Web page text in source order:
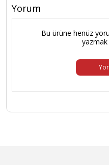
Yorum
Bu ürüne henüz